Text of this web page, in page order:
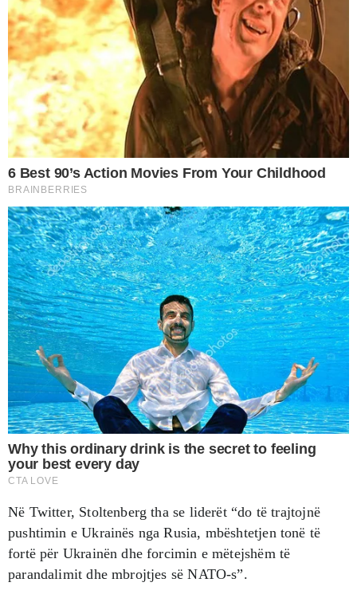
Në Twitter, Stoltenberg tha se liderët “do të trajtojnë
pushtimin e Ukrainës nga Rusia, mbështetjen tonë të
fortë për Ukrainën dhe forcimin e mëtejshëm të
parandalimit dhe mbrojtjes së NATO-s”.